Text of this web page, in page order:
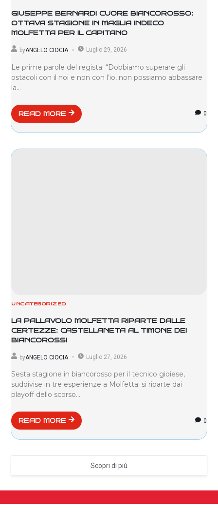
GIUSEPPE BERNARDI CUORE BIANCOROSSO:
OTTAVA STAGIONE IN MAGLIA INDECO
MOLFETTA PER IL CAPITANO
byANGELO CIOCIA Luglio 29, 2026
Le prime parole del regista: “Dobbiamo superare gli
ostacoli con il noi e non con l’io, non possiamo abbassare
la...
READ MORE 0
UNCATEGORIZED
LA PALLAVOLO MOLFETTA RIPARTE DALLE
CERTEZZE: CASTELLANETA AL TIMONE DEI
BIANCOROSSI
byANGELO CIOCIA Luglio 27, 2026
Sesta stagione in biancorosso per il tecnico gioiese,
suddivise in tre esperienze a Molfetta: si riparte dai
playoff dello scorso...
READ MORE 0
Scopri di più